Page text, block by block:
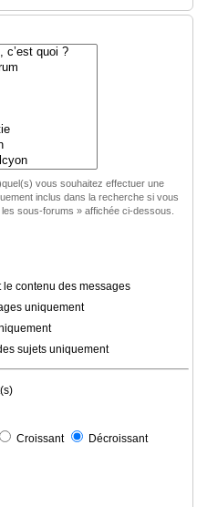
vous souhaitez effectuer une
inclus dans la recherche si vous
sous-forums » affichée ci-dessous.
le contenu des messages
uniquement
sujets uniquement
Croissant Décroissant